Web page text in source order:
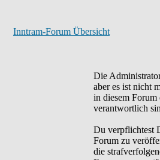
Inntram-Forum Übersicht
Die
aber es ist nicht
in diesem Forum
verantwortlich
Du verpflichtest
Forum zu
die